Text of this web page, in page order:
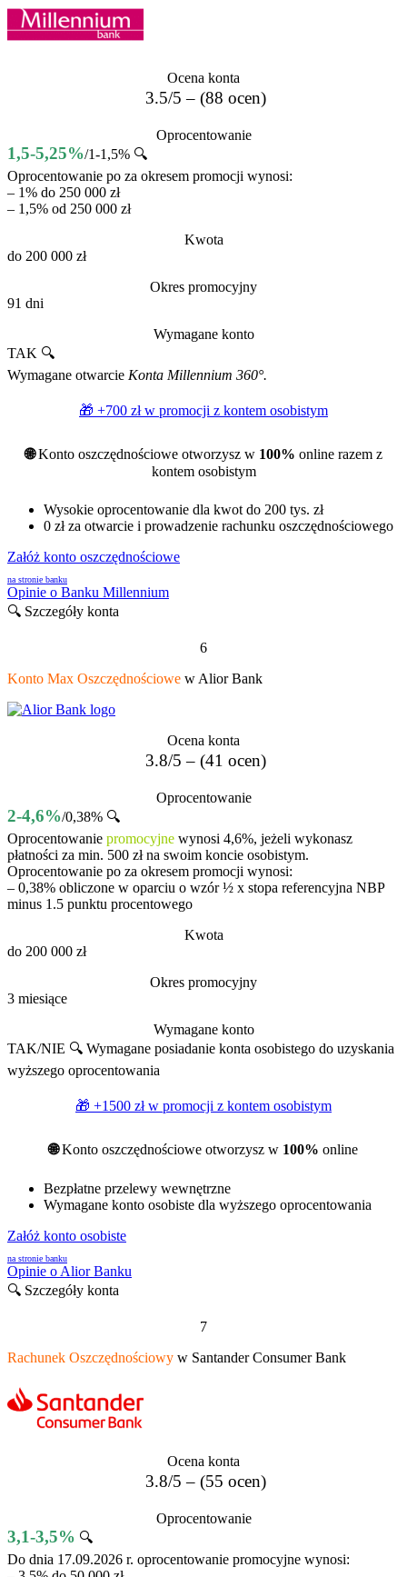
Ocena konta
3.5/5 – (88 ocen)
Oprocentowanie
1,5-5,25%/1-1,5% 🔍
Oprocentowanie po za okresem promocji wynosi:
– 1% do 250 000 zł
– 1,5% od 250 000 zł
Kwota
do 200 000 zł
Okres promocyjny
91 dni
Wymagane konto
TAK 🔍
Wymagane otwarcie Konta Millennium 360°.
🎁 +700 zł w promocji z kontem osobistym
🌐Konto oszczędnościowe otworzysz w 100% online razem z
kontem osobistym
Wysokie oprocentowanie dla kwot do 200 tys. zł
0 zł za otwarcie i prowadzenie rachunku oszczędnościowego
Załóż konto oszczędnościowe
na stronie banku
Opinie o Banku Millennium
🔍 Szczegóły konta
6
Konto Max Oszczędnościowe w Alior Bank
Ocena konta
3.8/5 – (41 ocen)
Oprocentowanie
2-4,6%/0,38% 🔍
Oprocentowanie promocyjne wynosi 4,6%, jeżeli wykonasz
płatności za min. 500 zł na swoim koncie osobistym.
Oprocentowanie po za okresem promocji wynosi:
– 0,38% obliczone w oparciu o wzór ½ x stopa referencyjna NBP
minus 1.5 punktu procentowego
Kwota
do 200 000 zł
Okres promocyjny
3 miesiące
Wymagane konto
TAK/NIE 🔍 Wymagane posiadanie konta osobistego do uzyskania
wyższego oprocentowania
🎁 +1500 zł w promocji z kontem osobistym
🌐Konto oszczędnościowe otworzysz w 100% online
Bezpłatne przelewy wewnętrzne
Wymagane konto osobiste dla wyższego oprocentowania
Załóż konto osobiste
na stronie banku
Opinie o Alior Banku
🔍 Szczegóły konta
7
Rachunek Oszczędnościowy w Santander Consumer Bank
Ocena konta
3.8/5 – (55 ocen)
Oprocentowanie
3,1-3,5% 🔍
Do dnia 17.09.2026 r. oprocentowanie promocyjne wynosi: